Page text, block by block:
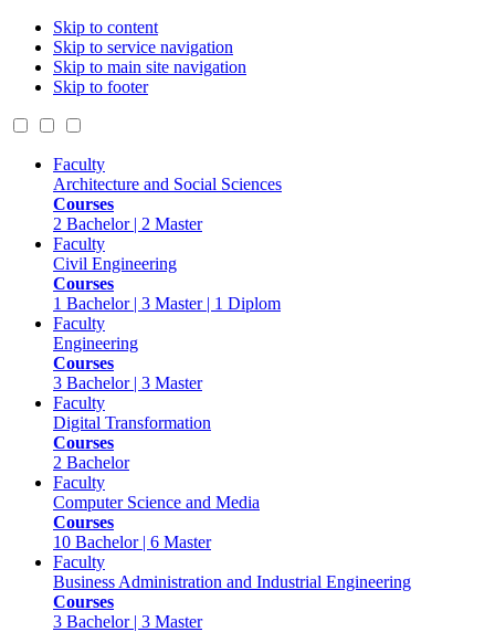
Skip to content
Skip to service navigation
Skip to main site navigation
Skip to footer
Faculty
Architecture and Social Sciences
Courses
2 Bachelor | 2 Master
Faculty
Civil Engineering
Courses
1 Bachelor | 3 Master | 1 Diplom
Faculty
Engineering
Courses
3 Bachelor | 3 Master
Faculty
Digital Transformation
Courses
2 Bachelor
Faculty
Computer Science and Media
Courses
10 Bachelor | 6 Master
Faculty
Business Administration and Industrial Engineering
Courses
3 Bachelor | 3 Master